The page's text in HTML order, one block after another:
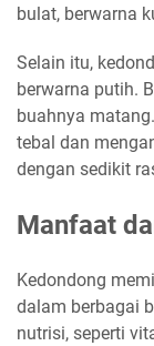
bulat, berwarna
Selain itu,
berwarna putih.
buahnya
tebal dan
dengan sedikit
Manfaat
Kedondong
dalam berbagai
nutrisi, seperti